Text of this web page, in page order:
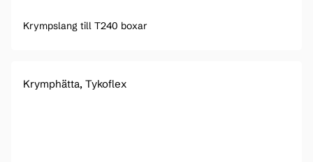
Krympslang till T240 boxar
Krymphätta, Tykoflex